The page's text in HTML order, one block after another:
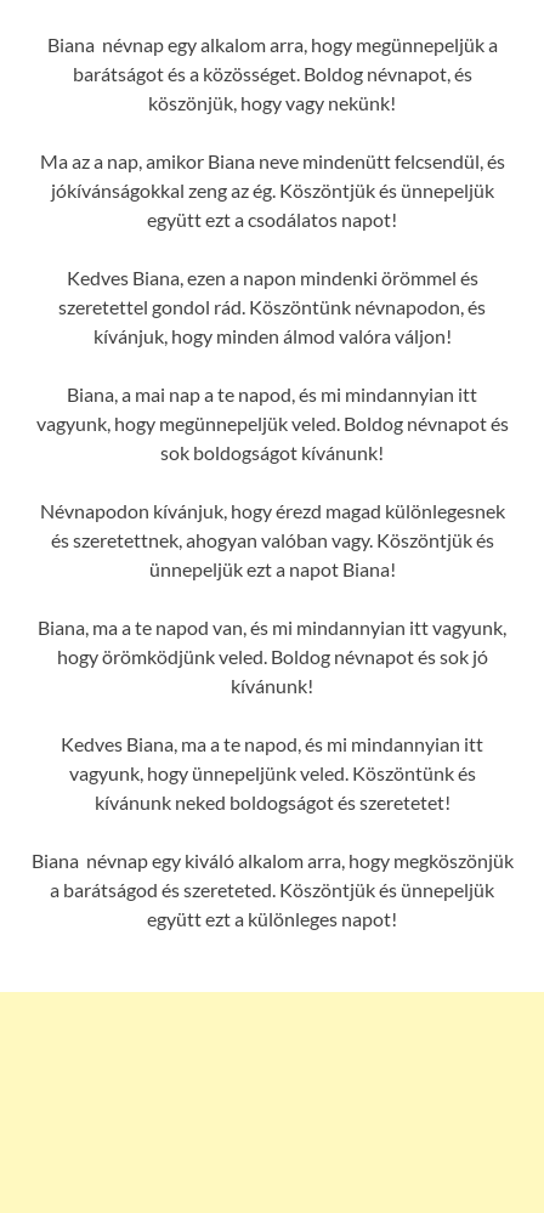
Biana névnap egy alkalom arra, hogy megünnepeljük a
barátságot és a közösséget. Boldog névnapot, és
köszönjük, hogy vagy nekünk!
Ma az a nap, amikor Biana neve mindenütt felcsendül, és
jókívánságokkal zeng az ég. Köszöntjük és ünnepeljük
együtt ezt a csodálatos napot!
Kedves Biana, ezen a napon mindenki örömmel és
szeretettel gondol rád. Köszöntünk névnapodon, és
kívánjuk, hogy minden álmod valóra váljon!
Biana, a mai nap a te napod, és mi mindannyian itt
vagyunk, hogy megünnepeljük veled. Boldog névnapot és
sok boldogságot kívánunk!
Névnapodon kívánjuk, hogy érezd magad különlegesnek
és szeretettnek, ahogyan valóban vagy. Köszöntjük és
ünnepeljük ezt a napot Biana!
Biana, ma a te napod van, és mi mindannyian itt vagyunk,
hogy örömködjünk veled. Boldog névnapot és sok jó
kívánunk!
Kedves Biana, ma a te napod, és mi mindannyian itt
vagyunk, hogy ünnepeljünk veled. Köszöntünk és
kívánunk neked boldogságot és szeretetet!
Biana névnap egy kiváló alkalom arra, hogy megköszönjük
a barátságod és szereteted. Köszöntjük és ünnepeljük
együtt ezt a különleges napot!